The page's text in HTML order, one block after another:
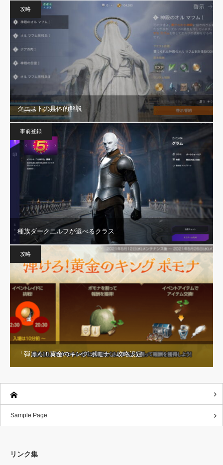
攻略
クエストの具体的解説
事前登録
種族ダークエルフが選べるクラス
攻略
「弾けろ！黄金のキング ポモナ」攻略設定
Sample Page
リンク集